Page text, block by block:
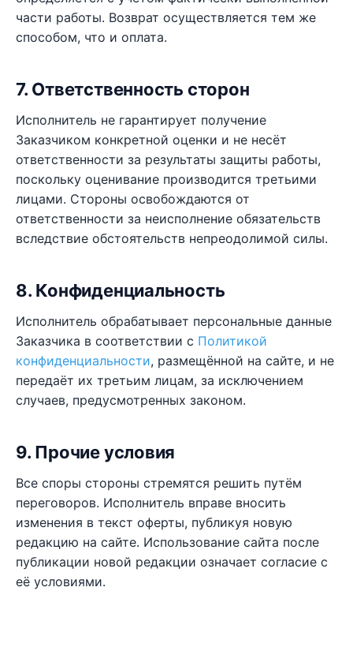
части работы. Возврат осуществляется тем же
способом, что и оплата.
7. Ответственность сторон
Исполнитель не гарантирует получение
Заказчиком конкретной оценки и не несёт
ответственности за результаты защиты работы,
поскольку оценивание производится третьими
лицами. Стороны освобождаются от
ответственности за неисполнение обязательств
вследствие обстоятельств непреодолимой силы.
8. Конфиденциальность
Исполнитель обрабатывает персональные данные
Заказчика в соответствии с Политикой
конфиденциальности, размещённой на сайте, и не
передаёт их третьим лицам, за исключением
случаев, предусмотренных законом.
9. Прочие условия
Все споры стороны стремятся решить путём
переговоров. Исполнитель вправе вносить
изменения в текст оферты, публикуя новую
редакцию на сайте. Использование сайта после
публикации новой редакции означает согласие с
её условиями.